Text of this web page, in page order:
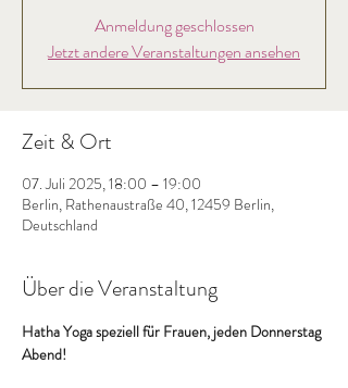
Anmeldung geschlossen
Jetzt andere Veranstaltungen ansehen
Zeit & Ort
07. Juli 2025, 18:00 – 19:00
Berlin, Rathenaustraße 40, 12459 Berlin,
Deutschland
Über die Veranstaltung
Hatha Yoga speziell für Frauen, jeden Donnerstag
Abend!